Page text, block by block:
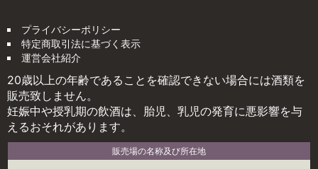
プライバシーポリシー
特定商取引法に基づく表示
運営会社紹介
20歳以上の年齢であることを確認できない場合には酒類を
販売致しません。
妊娠中や授乳期の飲酒は、胎児、乳児の発育に悪影響を与
えるおそれがあります。
販売場の名称及び所在地